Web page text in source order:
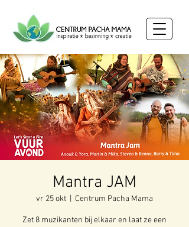
Mantra JAM
vr 25 okt Centrum Pacha Mama
Zet 8 muzikanten bij elkaar en laat ze een